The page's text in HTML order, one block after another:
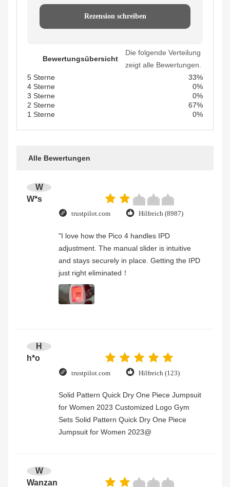
Rezension schreiben
Bewertungsübersicht
Die folgende Verteilung
zeigt alle Bewertungen.
5 Sterne
33%
4 Sterne
0%
3 Sterne
0%
2 Sterne
67%
1 Sterne
0%
Alle Bewertungen
W
W*s
trustpilot.com Hilfreich (8987)
"I love how the Pico 4 handles IPD
adjustment. The manual slider is intuitive
and stays securely in place. Getting the IPD
just right eliminated！
H
h*o
trustpilot.com Hilfreich (123)
Solid Pattern Quick Dry One Piece Jumpsuit
for Women 2023 Customized Logo Gym
Sets Solid Pattern Quick Dry One Piece
Jumpsuit for Women 2023@
W
Wanzan